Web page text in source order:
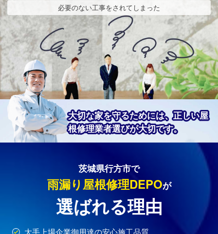
必要のない工事をされてしまった
大切な家を守るためには、正しい屋
根修理業者選びが大切です。
茨城県行方市で
雨漏り屋根修理DEPOが
選ばれる理由